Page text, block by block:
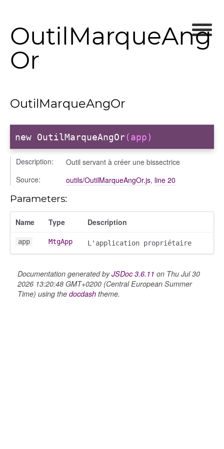
OutilMarqueAng
Or
OutilMarqueAngOr
new OutilMarqueAngOr(app)
Description:
Outil servant à créer une bissectrice
Source:
outils/OutilMarqueAngOr.js, line 20
Parameters:
Name Type Description
app MtgApp L'application propriétaire
Documentation generated byJSDoc 3.6.11 on Thu Jul 30
2026 13:20:48 GMT+0200 (Central European Summer
Time) using the docdash theme.